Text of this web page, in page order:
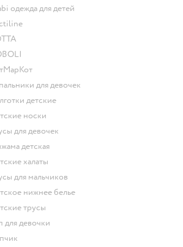
одежда для детей
для девочек
детские
носки
для девочек
детская
халаты
для мальчиков
нижнее белье
трусы
для девочки